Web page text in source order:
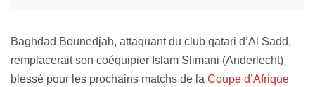
Baghdad Bounedjah, attaquant du club qatari d’Al Sadd,
remplacerait son coéquipier Islam Slimani (Anderlecht)
blessé pour les prochains matchs de la Coupe d’Afrique